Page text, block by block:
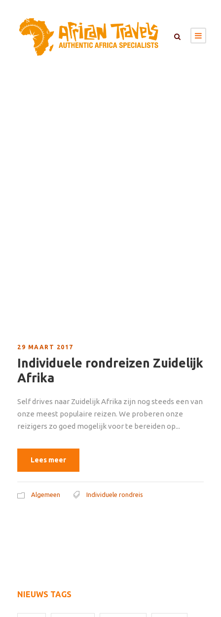
29 MAART 2017
Individuele rondreizen Zuidelijk
Afrika
Self drives naar Zuidelijk Afrika zijn nog steeds een van
onze meest populaire reizen. We proberen onze
reizigers zo goed mogelijk voor te bereiden op...
Lees meer
Algemeen Individuele rondreis
NIEUWS TAGS